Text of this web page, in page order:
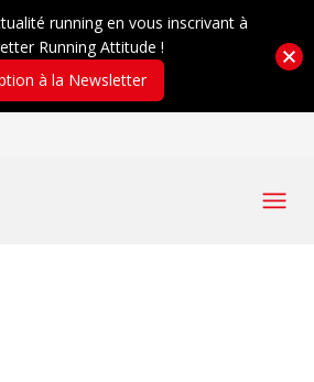
running en vous inscrivant à
Running Attitude !
à la Newsletter